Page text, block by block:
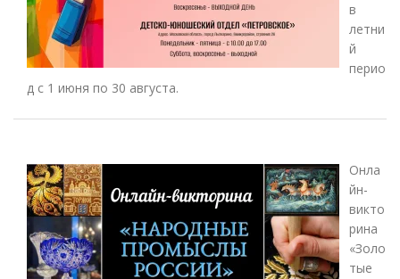
в
летни
й
перио
д с 1 июня по 30 августа.
Онла
йн-
викто
рина
«Золо
тые